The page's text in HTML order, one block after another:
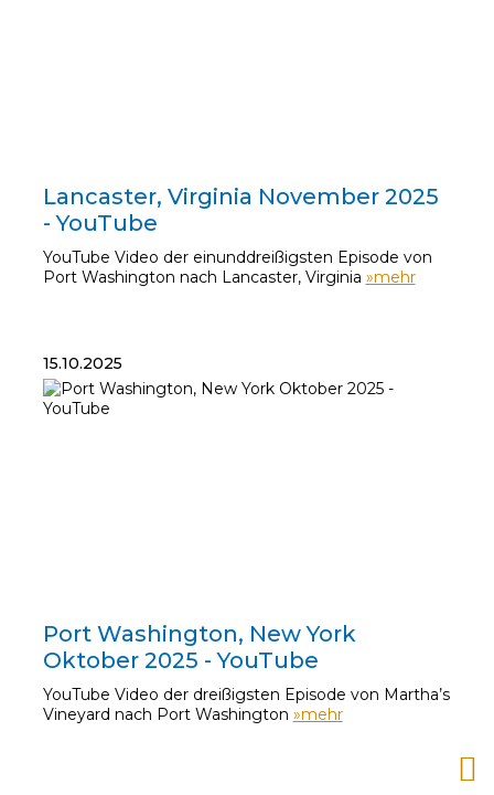
Lancaster, Virginia November 2025
- YouTube
YouTube Video der einunddreißigsten Episode von
Port Washington nach Lancaster, Virginia »mehr
15.10.2025
Port Washington, New York
Oktober 2025 - YouTube
YouTube Video der dreißigsten Episode von Martha’s
Vineyard nach Port Washington »mehr